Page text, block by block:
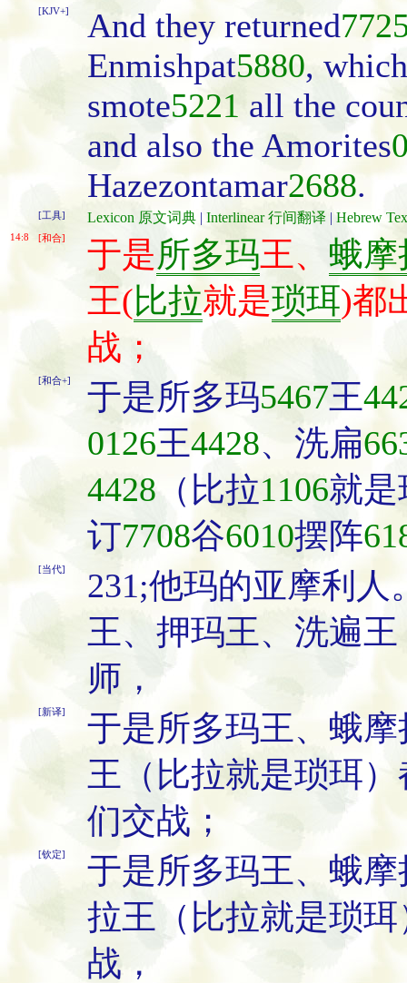
[KJV+] And they returned
Enmishpat5880,
smote5221 all the
and also the Amorites
Hazezontamar2688.
[工具] Lexicon 原文词典 | Interlinear 行间翻译 | Hebrew
14:8 [和合] 于是所多玛王、 蛾摩
王(比拉就是琐珥)都
战；
[和合+] 于是所多玛5467王
0126王4428、洗扁
4428 （比拉1106就是
订7708谷6010摆阵
[当代]
231;他玛的亚摩利
王、押玛王、洗遍
师，
[新译]
于是所多玛王、蛾
王（比拉就是琐珥
们交战；
[钦定]
于是所多玛王、蛾
拉王（比拉就是琐
战，